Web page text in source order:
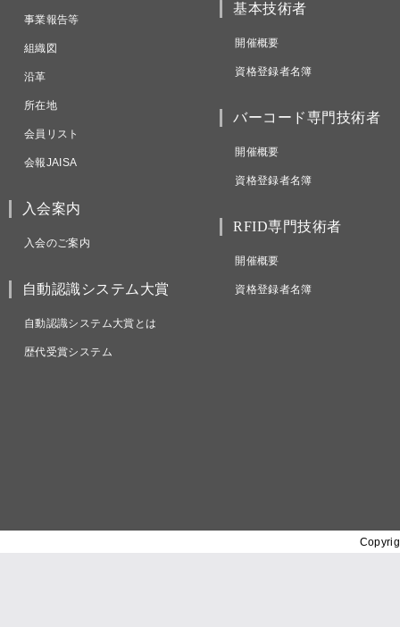
事業報告等
組織図
沿革
所在地
会員リスト
会報JAISA
入会案内
入会のご案内
自動認識システム大賞
自動認識システム大賞とは
歴代受賞システム
基本技術者
開催概要
資格登録者名簿
バーコード専門技術者
開催概要
資格登録者名簿
RFID専門技術者
開催概要
資格登録者名簿